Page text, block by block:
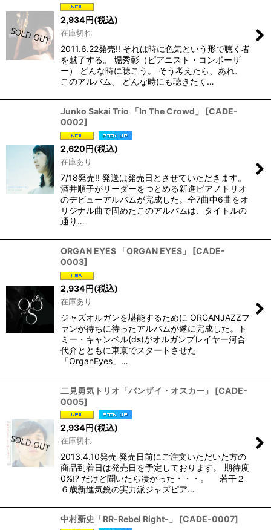
2,934円(税込)
在庫切れ
2011.6.22発売!! それは時に色気という形で聴く者
を魅了する。 堀秀彰（ピアニスト・コンポーザ
ー） どんな時に聴こう。 そう考えたら、あれ、
このアルバム、 どんな時にも聴きたく…
Junko Sakai Trio 「In The Crowd」 [CADE-
0002]
2,620円(税込)
在庫あり
7/18発売!! 発送は発売日とさせていただきます。
酒井順子がリーダーをつとめる新進ピアノトリオ
のデビューアルバムが完成した。全7曲中6曲をオ
リジナル曲で固めたこのアルバムは、タイトルの
通り…
ORGAN EYES 「ORGAN EYES」 [CADE-
0003]
2,934円(税込)
在庫あり
ジャズオルガンを堪能するために ORGANJAZZフ
ァンが待ちに待ったアルバムが遂に完成した。ト
ミー・キャンベル(ds)がオルガンプレイヤー河合
代介とともに東京でスタートさせた
「OrganEyes」…
二見勇気トリオ「バンザイ・オスカー」 [CADE-
0005]
2,934円(税込)
在庫切れ
2013.4.10発売 発売日前にご注文いただいた方の
商品到着日は発売日を予定しております。 期待度
0%!? だけど聞いたら凄かった・・・。 若干２
６歳新進気鋭の実力派ジャズピア…
中村新史「RR-Rebel Right-」 [CADE-0007]